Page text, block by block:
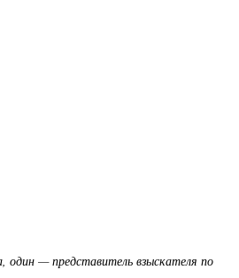
один — представитель взыскателя по